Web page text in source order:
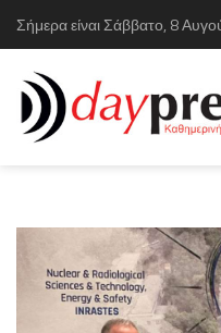
Σήμερα είναι Σάββατο, 8